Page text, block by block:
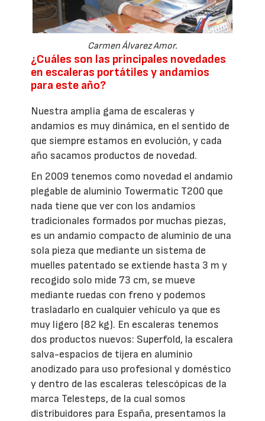
Carmen Álvarez Amor.
¿Cuáles son las principales novedades
en escaleras portátiles y andamios
para este año?
Nuestra amplia gama de escaleras y
andamios es muy dinámica, en el sentido de
que siempre estamos en evolución, y cada
año sacamos productos de novedad.
En 2009 tenemos como novedad el andamio
plegable de aluminio Towermatic T200 que
nada tiene que ver con los andamios
tradicionales formados por muchas piezas,
es un andamio compacto de aluminio de una
sola pieza que mediante un sistema de
muelles patentado se extiende hasta 3 m y
recogido solo mide 73 cm, se mueve
mediante ruedas con freno y podemos
trasladarlo en cualquier vehículo ya que es
muy ligero (82 kg). En escaleras tenemos
dos productos nuevos: Superfold, la escalera
salva-espacios de tijera en aluminio
anodizado para uso profesional y doméstico
y dentro de las escaleras telescópicas de la
marca Telesteps, de la cual somos
distribuidores para España, presentamos la